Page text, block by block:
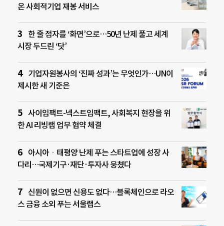
온 사회적기업 재봉 서비스
한 줄 점자를 ‘화면’으로…50년 난제 풀고 세계
시장 두드린 ‘닷’
기업자원봉사의 ‘진짜 성과’는 무엇인가…UN이
제시한 새 기준은
사이임팩트-넥스트임팩트, 사회복지 현장을 위
한 AI 리빙랩 업무 협약 체결
아시아ㆍ태평양 난제 푸는 스타트업에 성장 사
다리…국제기구·재단·투자사 뭉쳤다
신원이 없으면 신용도 없다…블록체인으로 라오
스 금융 소외 푸는 서울랩스